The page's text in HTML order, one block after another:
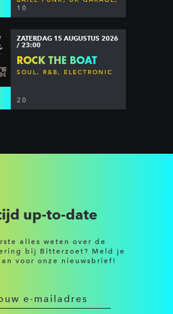
DANCEHALL & MORE
10
ZATERDAG 15 AUGUSTUS 2026
/ 23:00
ROCK THE BOAT
SOUL, R&B, ELECTRONIC
20
up-to-date
alles weten over de
bij Bitterzoet? Meld je
voor onze nieuwsbrief!